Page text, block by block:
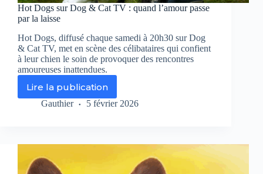
Hot Dogs sur Dog & Cat TV : quand l’amour passe
par la laisse
Hot Dogs, diffusé chaque samedi à 20h30 sur Dog
& Cat TV, met en scène des célibataires qui confient
à leur chien le soin de provoquer des rencontres
amoureuses inattendues.
Lire la publication
Hot
Dogs
Cat
Gauthier 5 février 2026